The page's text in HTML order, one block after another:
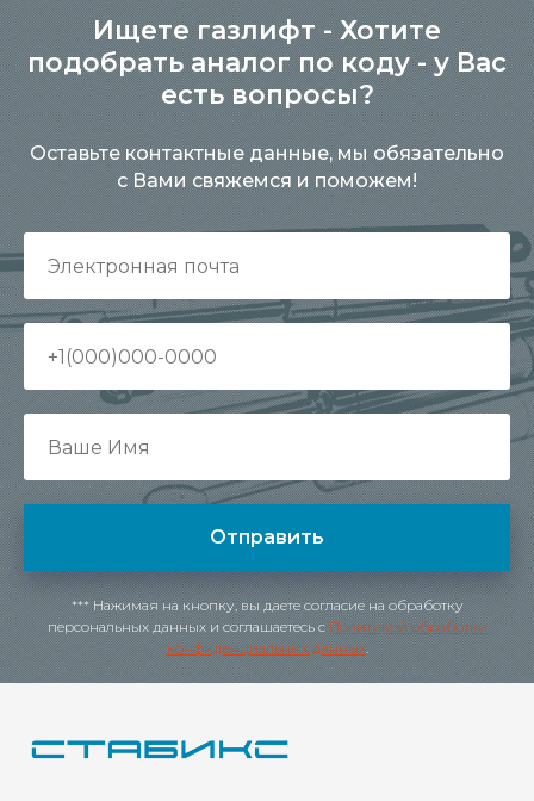
Ищете газлифт - Хотите
подобрать аналог по коду - у Вас
есть вопросы?
Оставьте контактные данные, мы обязательно
с Вами свяжемся и поможем!
Отправить
*** Нажимая на кнопку, вы даете согласие на обработку
персональных данных и соглашаетесь c Политикой обработки
конфиденциальных данных.